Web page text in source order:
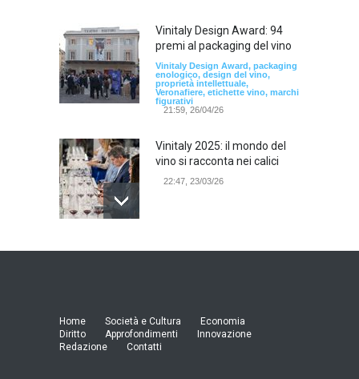
Vinitaly Design Award: 94
premi al packaging del vino
Vinitaly Design Award, packaging
enologico, design del vino,
proprietà intellettuale,
Veronafiere, etichette vino, marchi
figurativi
21:59, 26/04/26
Vinitaly 2025: il mondo del
vino si racconta nei calici
22:47, 23/03/26
Model Expo Italy 2025 a
21:25, 04/03/26
Verona Domani, aumenta il
Home Società e Cultura
Economia
Diritto
Approfondimenti
Innovazione
Redazione
Contatti